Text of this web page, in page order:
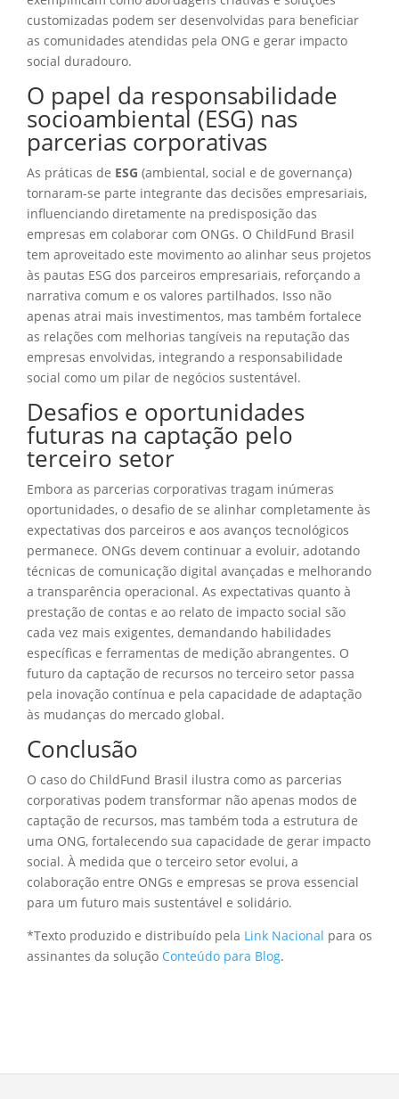
customizadas podem ser desenvolvidas para beneficiar
as comunidades atendidas pela ONG e gerar impacto
social duradouro.
O papel da responsabilidade
socioambiental (ESG) nas
parcerias corporativas
As práticas de ESG (ambiental, social e de governança)
tornaram-se parte integrante das decisões empresariais,
influenciando diretamente na predisposição das
empresas em colaborar com ONGs. O ChildFund Brasil
tem aproveitado este movimento ao alinhar seus projetos
às pautas ESG dos parceiros empresariais, reforçando a
narrativa comum e os valores partilhados. Isso não
apenas atrai mais investimentos, mas também fortalece
as relações com melhorias tangíveis na reputação das
empresas envolvidas, integrando a responsabilidade
social como um pilar de negócios sustentável.
Desafios e oportunidades
futuras na captação pelo
terceiro setor
Embora as parcerias corporativas tragam inúmeras
oportunidades, o desafio de se alinhar completamente às
expectativas dos parceiros e aos avanços tecnológicos
permanece. ONGs devem continuar a evoluir, adotando
técnicas de comunicação digital avançadas e melhorando
a transparência operacional. As expectativas quanto à
prestação de contas e ao relato de impacto social são
cada vez mais exigentes, demandando habilidades
específicas e ferramentas de medição abrangentes. O
futuro da captação de recursos no terceiro setor passa
pela inovação contínua e pela capacidade de adaptação
às mudanças do mercado global.
Conclusão
O caso do ChildFund Brasil ilustra como as parcerias
corporativas podem transformar não apenas modos de
captação de recursos, mas também toda a estrutura de
uma ONG, fortalecendo sua capacidade de gerar impacto
social. À medida que o terceiro setor evolui, a
colaboração entre ONGs e empresas se prova essencial
para um futuro mais sustentável e solidário.
*Texto produzido e distribuído pela Link Nacional para os
assinantes da solução Conteúdo para Blog.